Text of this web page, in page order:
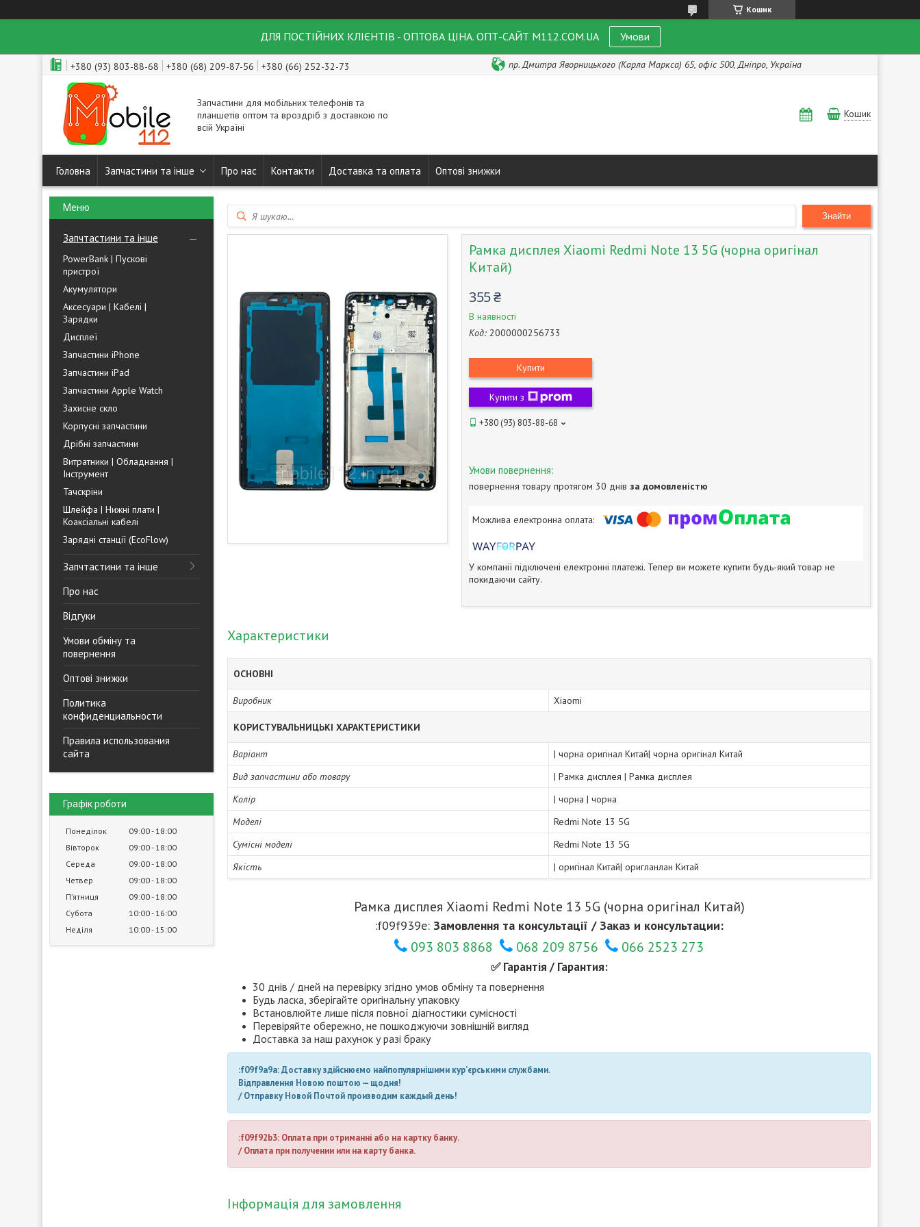
Кошик
ДЛЯ ПОСТІЙНИХ КЛІЄНТІВ - ОПТОВА ЦІНА. ОПТ-САЙТ M112.COM.UA Умови
+380 (93) 803-88-68 +380 (68) 209-87-56 +380 (66) 252-32-73 пр. Дмитра Яворницького (Карла Маркса) 65, офіс 500, Дніпро, Україна
Запчастини для мобільних телефонів та
планшетів оптом та вроздріб з доставкою по
всій Україні
Кошик
Головна Запчастини та інше Про нас Контакти Доставка та оплата Оптові знижки
Запчтастини та інше
PowerBank | Пускові
пристрої
Акумулятори
Аксесуари | Кабелі |
Зарядки
Дисплеї
Запчастини iPhone
Запчастини iPad
Запчастини Apple Watch
Захисне скло
Корпусні запчастини
Дрібні запчастини
Витратники | Обладнання |
Інструмент
Тачскріни
Шлейфа | Нижні плати |
Коаксіальні кабелі
Зарядні станції (EcoFlow)
Запчтастини та інше
Про нас
Відгуки
Умови обміну та
повернення
Оптові знижки
Политика
конфиденциальности
Правила использования
сайта
Графік роботи
Понеділок 09:00 18:00
Вівторок
09:00 18:00
Середа
09:00 18:00
Четвер
09:00 18:00
Пʼятниця
09:00 18:00
Субота
10:00 16:00
Неділя
10:00 15:00
Знайти
Рамка дисплея Xiaomi Redmi Note 13 5G (чорна оригінал
Китай)
355 ₴
В наявності
Код: 2000000256733
Купити
Купити з
+380 (93) 803-88-68
повернення товару протягом 30 днів за домовленістю
У компанії підключені електронні платежі. Тепер ви можете купити будь-який товар не
покидаючи сайту.
Характеристики
ОСНОВНІ
Виробник Xiaomi
КОРИСТУВАЛЬНИЦЬКІ ХАРАКТЕРИСТИКИ
Варіант
| чорна оригінал Китай| чорна оригінал Китай
Вид запчастини або товару
| Рамка дисплея | Рамка дисплея
Колір
| чорна | чорна
Моделі
Redmi Note 13 5G
Сумісні моделі
Redmi Note 13 5G
Якість
| оригінал Китай| оригланлан Китай
Рамка дисплея Xiaomi Redmi Note 13 5G (чорна оригінал Китай)
:f09f939e: Замовлення та консультації / Заказ и консультации:
093 803 8868 068 209 8756 066 2523 273
✅ Гарантія / Гарантия:
30 днів / дней на перевірку згідно умов обміну та повернення
Будь ласка, зберігайте оригінальну упаковку
Встановлюйте лише після повної діагностики сумісності
Перевіряйте обережно, не пошкоджуючи зовнішній вигляд
Доставка за наш рахунок у разі браку
:f09f9a9a: Доставку здійснюємо найпопулярнішими кур’єрськими службами.
Відправлення Новою поштою — щодня!
/ Отправку Новой Почтой производим каждый день!
:f09f92b3: Оплата при отриманні або на картку банку.
/ Оплата при получении или на карту банка.
Інформація для замовлення